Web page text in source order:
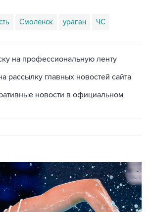
Смоленск ураган ЧС
на профессиональную ленту
рассылку главных новостей сайта
новости в официальном